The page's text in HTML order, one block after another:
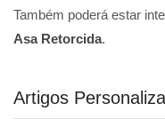
Também poderá estar
Asa Retorcida.
Artigos